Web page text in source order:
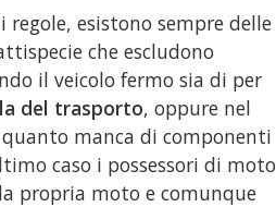
regole, esistono sempre delle
che escludono
il veicolo fermo sia di per
del trasporto, oppure nel
manca di componenti
caso i possessori di moto
propria moto e comunque